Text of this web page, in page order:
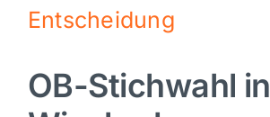
Nachrichten
Politik
Entscheidung
OB-Stichwahl in